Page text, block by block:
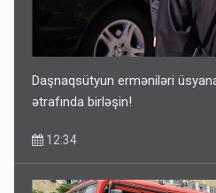
Daşnaqsütyun erməniləri
ətrafında birləşin!
12:34